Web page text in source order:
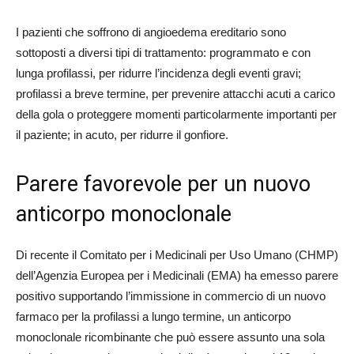
I pazienti che soffrono di angioedema ereditario sono
sottoposti a diversi tipi di trattamento: programmato e con
lunga profilassi, per ridurre l’incidenza degli eventi gravi;
profilassi a breve termine, per prevenire attacchi acuti a carico
della gola o proteggere momenti particolarmente importanti per
il paziente; in acuto, per ridurre il gonfiore.
Parere favorevole per un nuovo
anticorpo monoclonale
Di recente il Comitato per i Medicinali per Uso Umano (CHMP)
dell’Agenzia Europea per i Medicinali (EMA) ha emesso parere
positivo supportando l’immissione in commercio di un nuovo
farmaco per la profilassi a lungo termine, un anticorpo
monoclonale ricombinante che può essere assunto una sola